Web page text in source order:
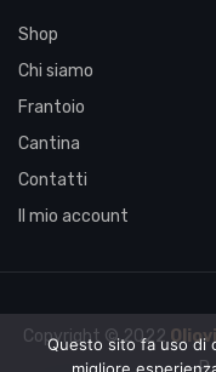
Shop
Chi siamo
Frantoio
Cantina
Contatti
Il mio account
Copyright © 2022
–
Questo sito fa uso di